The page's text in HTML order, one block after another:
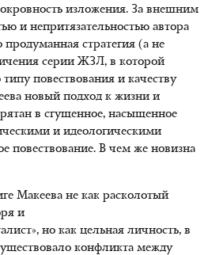
изложения. За внешним
и непритязательностью автора
стратегия (а не
серии ЖЗЛ, в которой
повествования и качеству
новый подход к жизни и
в сгущенное, насыщенное
и идеологическими
повествование. В чем же новизна
Макеева не как расколотый
и
но как цельная личность, в
конфликта между